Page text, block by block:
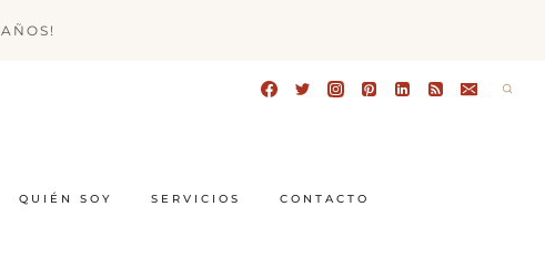
AÑOS!
QUIÉN SOY SERVICIOS CONTACTO